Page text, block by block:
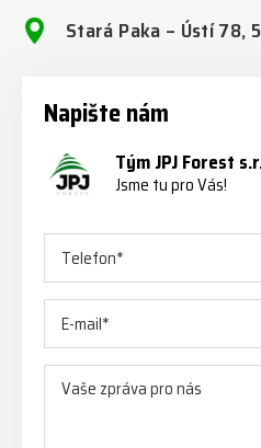
Stará Paka – Ústí 78,
Napište nám
Tým JPJ Forest
Jsme tu pro Vás!